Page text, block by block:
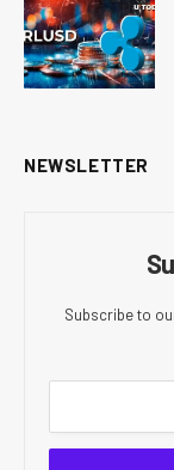
NEWSLETTER
Subscribe to